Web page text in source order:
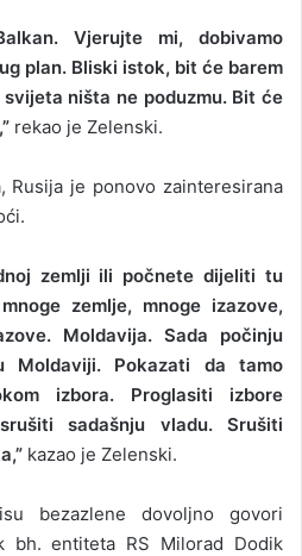
Vjerujte mi, dobivamo
plan. Bliski istok, bit će barem
ništa ne poduzmu. Bit će
rekao je Zelenski.
Rusija je ponovo zainteresirana
zemlji ili počnete dijeliti tu
zemlje, mnoge izazove,
Moldavija. Sada počinju
Moldaviji. Pokazati da tamo
izbora. Proglasiti izbore
sadašnju vladu. Srušiti
kazao je Zelenski.
bezazlene dovoljno govori
bh. entiteta RS Milorad Dodik